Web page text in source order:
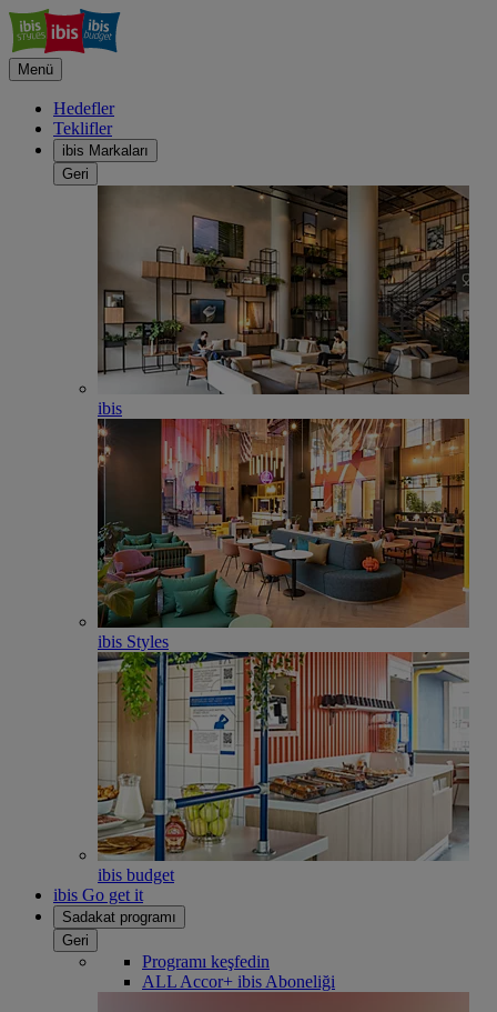
Menü
Hedefler
Teklifler
ibis Markaları
Geri
ibis
ibis Styles
ibis budget
ibis Go get it
Sadakat programı
Geri
Programı keşfedin
ALL Accor+ ibis Aboneliği